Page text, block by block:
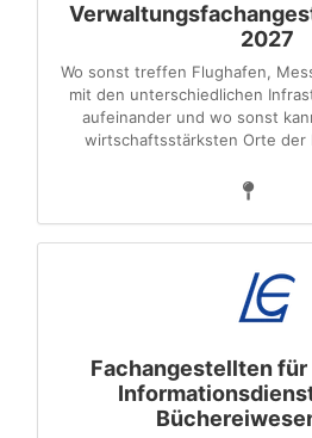
2027
Wo sonst treffen Flughafen,
mit den unterschiedlichen
aufeinander und wo sonst
wirtschaftsstärksten Orte der
Fachangestellten